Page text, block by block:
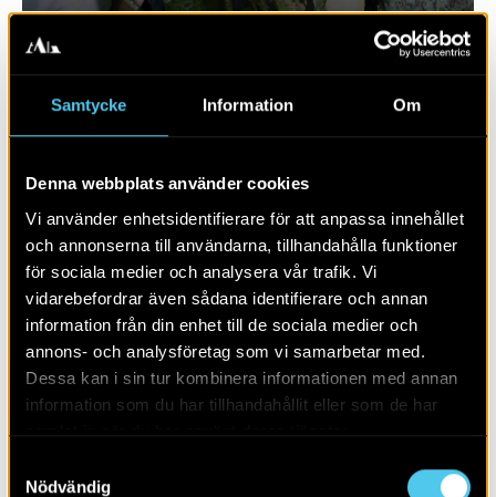
Samtycke Information Om
Denna webbplats använder cookies
Vi använder enhetsidentifierare för att anpassa innehållet
och annonserna till användarna, tillhandahålla funktioner
för sociala medier och analysera vår trafik. Vi
vidarebefordrar även sådana identifierare och annan
information från din enhet till de sociala medier och
annons- och analysföretag som vi samarbetar med.
Dessa kan i sin tur kombinera informationen med annan
information som du har tillhandahållit eller som de har
Nödvändig
RAPPORT 2019:10
Bytomt och boplats i Fjelie